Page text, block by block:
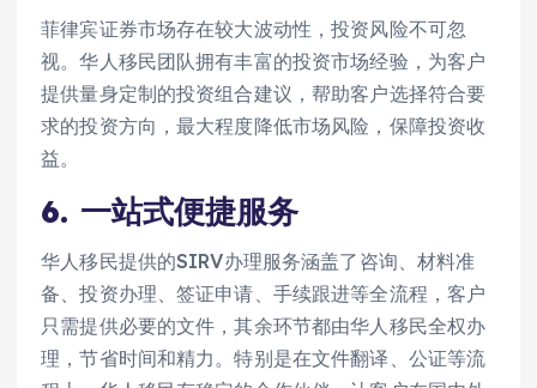
菲律宾证券市场存在较大波动性，投资风险不可忽
视。华人移民团队拥有丰富的投资市场经验，为客户
提供量身定制的投资组合建议，帮助客户选择符合要
求的投资方向，最大程度降低市场风险，保障投资收
益。
6. 一站式便捷服务
华人移民提供的SIRV办理服务涵盖了咨询、材料准
备、投资办理、签证申请、手续跟进等全流程，客户
只需提供必要的文件，其余环节都由华人移民全权办
理，节省时间和精力。特别是在文件翻译、公证等流